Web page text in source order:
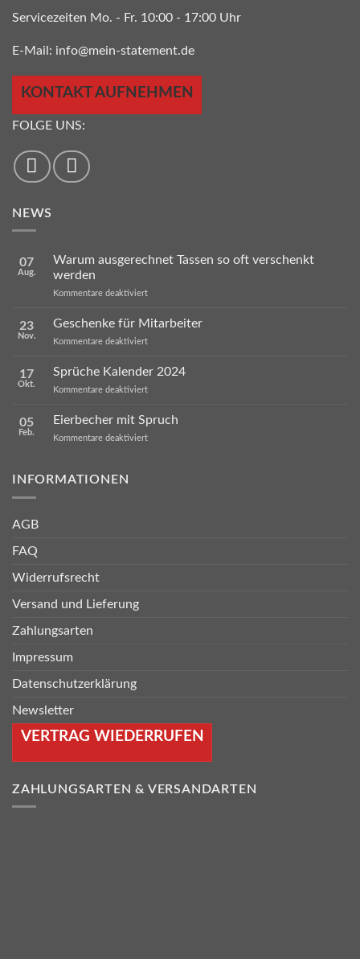
Servicezeiten Mo. - Fr. 10:00 - 17:00 Uhr
E-Mail: info@mein-statement.de
KONTAKT AUFNEHMEN
FOLGE UNS:
NEWS
07
Aug.
Warum ausgerechnet Tassen so oft verschenkt
werden
Kommentare deaktiviertfür
Tassen
so
werden
23
Nov.
Geschenke für Mitarbeiter
Kommentare deaktiviertfür
Mitarbeiter
17
Okt.
Sprüche Kalender 2024
Kommentare deaktiviertfür
2024
05
Feb.
Eierbecher mit Spruch
Kommentare deaktiviertfür
INFORMATIONEN
AGB
FAQ
Widerrufsrecht
Versand und Lieferung
Zahlungsarten
Impressum
Datenschutzerklärung
Newsletter
VERTRAG WIEDERRUFEN
ZAHLUNGSARTEN & VERSANDARTEN